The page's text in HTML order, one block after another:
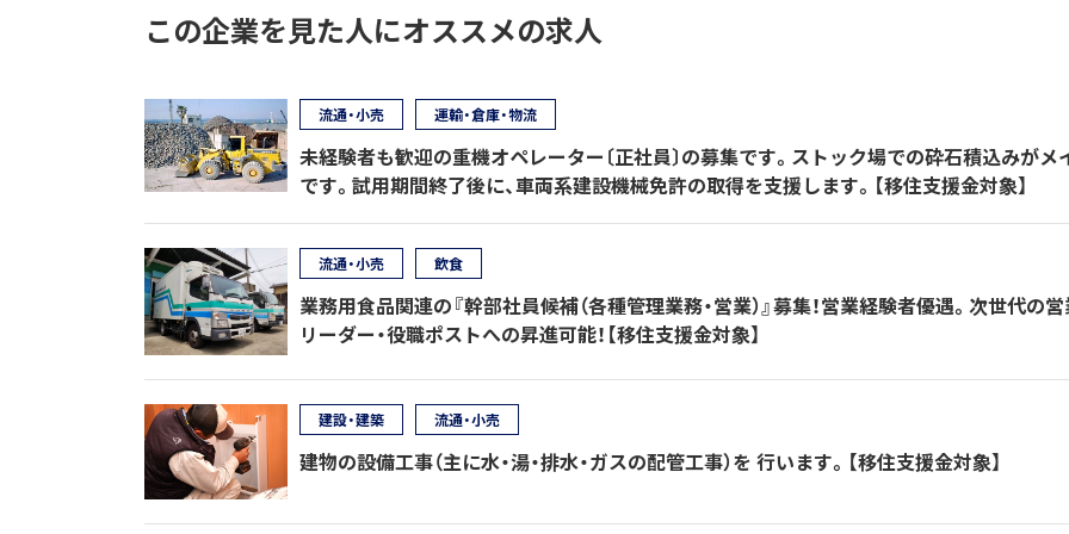
この企業を見た人にオススメの求人
未経験者も歓迎の重機オペレーター〔正社員〕の募集です。ストック場での砕石積込みがメ
です。試用期間終了後に、車両系建設機械免許の取得を支援します。【移住支援金対象】
流通・小売 運輸・倉庫・物流
業務用食品関連の『幹部社員候補（各種管理業務・営業）』募集！営業経験者優遇。次世代の
リーダー・役職ポストへの昇進可能！【移住支援金対象】
流通・小売 飲食
建物の設備工事（主に水・湯・排水・ガスの配管工事）を 行います。【移住支援金対象】
建設・建築 流通・小売